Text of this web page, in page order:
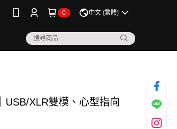
0 中文 (繁體)
USB/XLR雙模、心型指向